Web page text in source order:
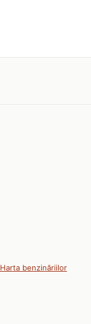
Harta benzinăriilor